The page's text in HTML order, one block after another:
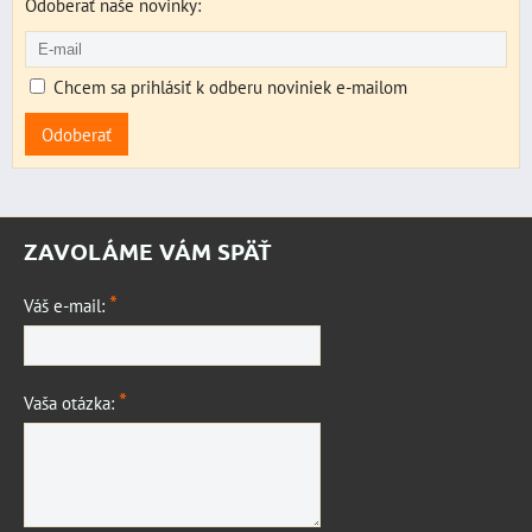
Odoberať naše novinky:
Chcem sa prihlásiť k odberu noviniek e-mailom
Odoberať
ZAVOLÁME VÁM SPÄŤ
Váš e-mail: *
Vaša otázka: *